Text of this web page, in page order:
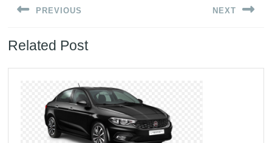
gezinmesi
PREVIOUS
post:
NEXT
Related Post